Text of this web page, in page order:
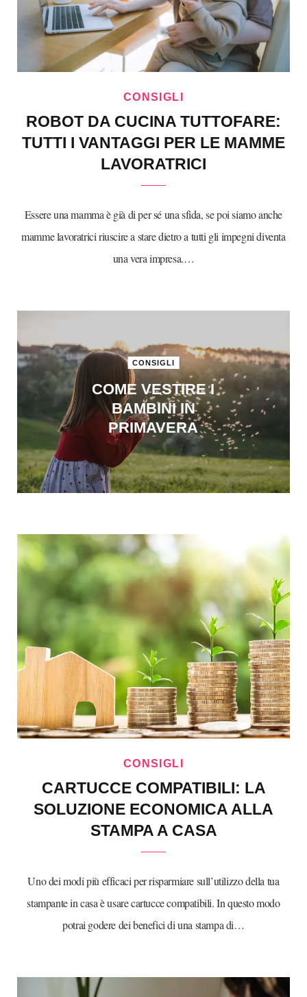
CONSIGLI
ROBOT DA CUCINA TUTTOFARE:
TUTTI I VANTAGGI PER LE MAMME
LAVORATRICI
Essere una mamma è già di per sé una sfida, se poi siamo anche
mamme lavoratrici riuscire a stare dietro a tutti gli impegni diventa
una vera impresa.…
CONSIGLI
COME VESTIRE I
BAMBINI IN
PRIMAVERA
CONSIGLI
CARTUCCE COMPATIBILI: LA
SOLUZIONE ECONOMICA ALLA
STAMPA A CASA
Uno dei modi più efficaci per risparmiare sull’utilizzo della tua
stampante in casa è usare cartucce compatibili. In questo modo
potrai godere dei benefici di una stampa di…